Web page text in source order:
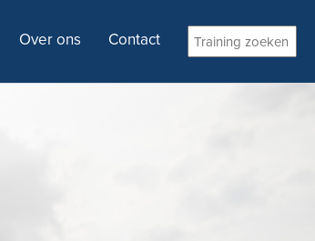
Over ons Contact